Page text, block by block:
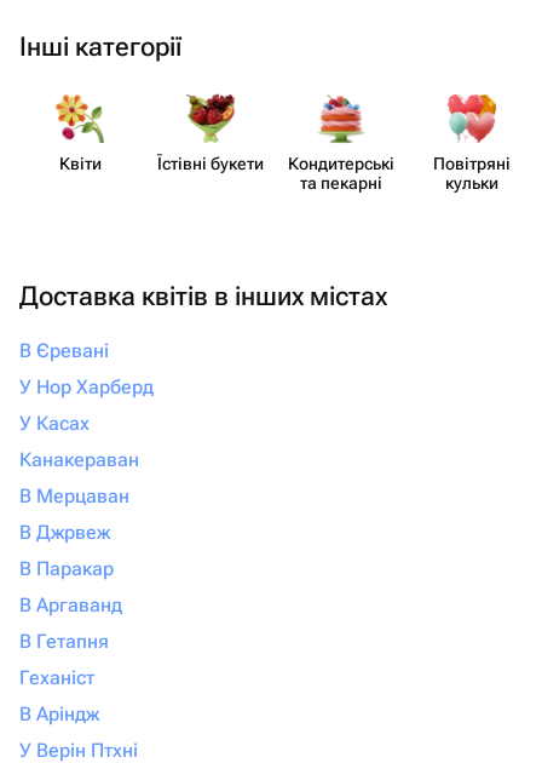
Інші категорії
Квіти Їстівні букети
Кондит​ерські
та пекарні
Повітряні
кульки
Доставка квітів в інших містах
В Єревані
У Нор Харберд
У Касах
Канакераван
В Мерцаван
В Джрвеж
В Паракар
В Аргаванд
В Гетапня
Геханіст
В Аріндж
У Верін Птхні